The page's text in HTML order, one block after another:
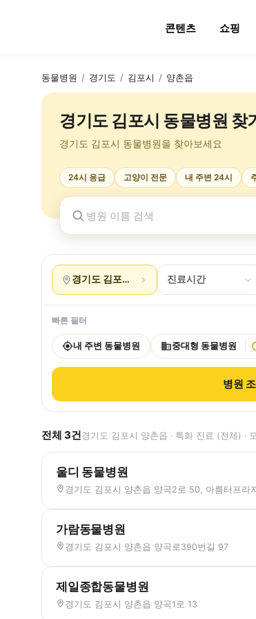
콘텐츠 쇼핑
동물병원 / 경기도 / 김포시 / 양촌읍
경기도 김포시 동물병원 찾기
경기도 김포시 동물병원을 찾아보세요
24시 응급 고양이 전문 내 주변 24시
경기도 김포시 양촌읍 진료시간
빠른 필터
내 주변 동물병원 중대형 동물병원
병원
전체 3건경기도 김포시 양촌읍 · 특화 진료 (전체) ·
울디 동물병원
경기도 김포시 양촌읍 양곡2로 50, 아름터프라
가람동물병원
경기도 김포시 양촌읍 양곡로390번길 97
제일종합동물병원
경기도 김포시 양촌읍 양곡1로 13